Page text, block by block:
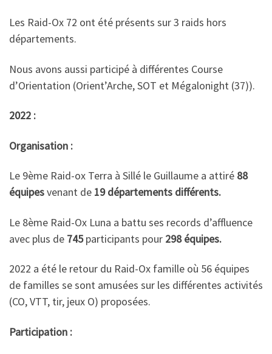
Les Raid-Ox 72 ont été présents sur 3 raids hors
départements.
Nous avons aussi participé à différentes Course
d’Orientation (Orient’Arche, SOT et Mégalonight (37)).
2022 :
Organisation :
Le 9ème Raid-ox Terra à Sillé le Guillaume a attiré 88
équipesvenant de 19 départements différents.
Le 8ème Raid-Ox Luna a battu ses records d’affluence
avec plus de 745participants pour 298 équipes.
2022 a été le retour du Raid-Ox famille où 56 équipes
de familles se sont amusées sur les différentes activités
(CO, VTT, tir, jeux O) proposées.
Participation :